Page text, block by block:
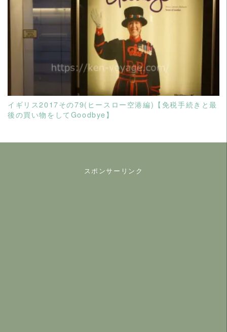
READ MORE
イギリス2017その79(ヒースロー空港編)【免税手続きと最
後の買い物をしてGoodbye】
スポンサーリンク